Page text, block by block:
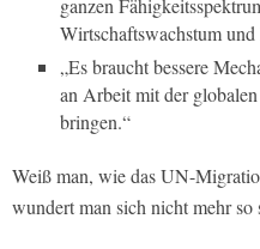
Wirtschaftswachstum
„Es braucht bessere
an Arbeit mit der
bringen.“
Weiß man, wie das UN-
wundert man sich nicht mehr so